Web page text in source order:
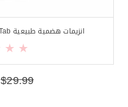
انزيمات هضمية طبيعية Genestra Bio Enzymes 100Tab
$29.99